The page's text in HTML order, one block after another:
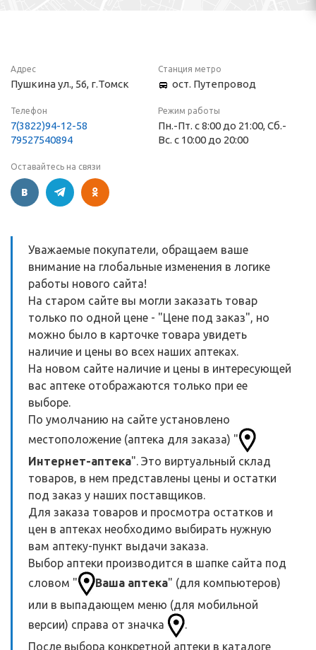
Адрес
Пушкина ул., 56, г.Томск
Станция метро
ост. Путепровод
Телефон
7(3822)94-12-58
79527540894
Режим работы
Пн.-Пт. с 8:00 до 21:00, Сб.-
Вс. с 10:00 до 20:00
Оставайтесь на связи
Уважаемые покупатели, обращаем ваше
внимание на глобальные изменения в логике
работы нового сайта!
На старом сайте вы могли заказать товар
только по одной цене - "Цене под заказ", но
можно было в карточке товара увидеть
наличие и цены во всех наших аптеках.
На новом сайте наличие и цены в интересующей
вас аптеке отображаются только при ее
выборе.
По умолчанию на сайте установлено
местоположение (аптека для заказа) "
Интернет-аптека". Это виртуальный склад
товаров, в нем представлены цены и остатки
под заказ у наших поставщиков.
Для заказа товаров и просмотра остатков и
цен в аптеках необходимо выбирать нужную
вам аптеку-пункт выдачи заказа.
Выбор аптеки производится в шапке сайта под
словом "
Ваша аптека" (для компьютеров)
или в выпадающем меню (для мобильной
версии) справа от значка
.
После выбора конкретной аптеки в каталоге